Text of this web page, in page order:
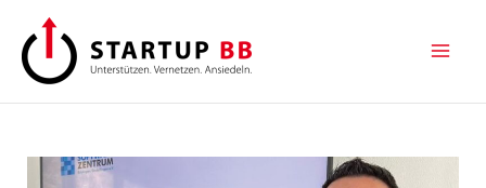
Inhalt
springen